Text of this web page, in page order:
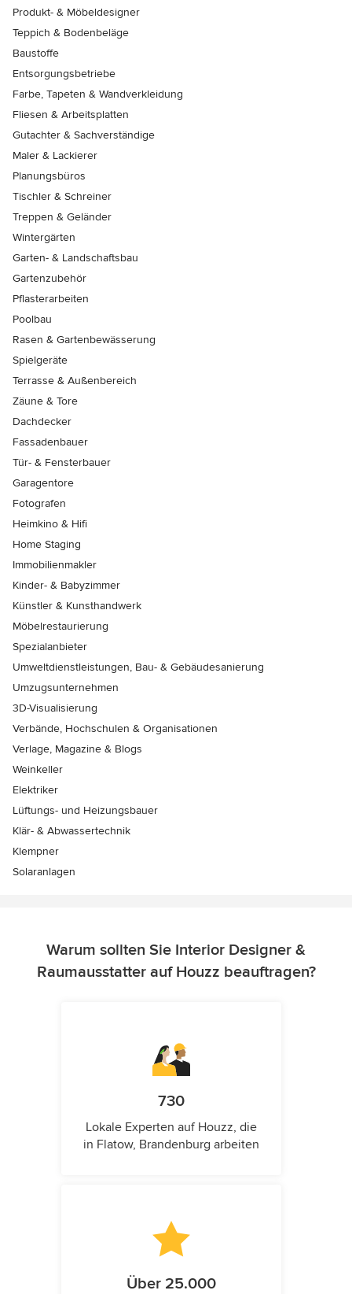
Produkt- & Möbeldesigner
Teppich & Bodenbeläge
Baustoffe
Entsorgungsbetriebe
Farbe, Tapeten & Wandverkleidung
Fliesen & Arbeitsplatten
Gutachter & Sachverständige
Maler & Lackierer
Planungsbüros
Tischler & Schreiner
Treppen & Geländer
Wintergärten
Garten- & Landschaftsbau
Gartenzubehör
Pflasterarbeiten
Poolbau
Rasen & Gartenbewässerung
Spielgeräte
Terrasse & Außenbereich
Zäune & Tore
Dachdecker
Fassadenbauer
Tür- & Fensterbauer
Garagentore
Fotografen
Heimkino & Hifi
Home Staging
Immobilienmakler
Kinder- & Babyzimmer
Künstler & Kunsthandwerk
Möbelrestaurierung
Spezialanbieter
Umweltdienstleistungen, Bau- & Gebäudesanierung
Umzugsunternehmen
3D-Visualisierung
Verbände, Hochschulen & Organisationen
Verlage, Magazine & Blogs
Weinkeller
Elektriker
Lüftungs- und Heizungsbauer
Klär- & Abwassertechnik
Klempner
Solaranlagen
Warum sollten Sie Interior Designer &
Raumausstatter auf Houzz beauftragen?
730
Lokale Experten auf Houzz, die
in Flatow, Brandenburg arbeiten
Über 25.000